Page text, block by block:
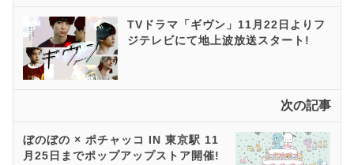
TVドラマ「ギヴン」11月22日よりフ
ジテレビにて地上波放送スタート!
次の記事
ぼのぼの × ポチャッコ IN 東京駅 11
月25日までポップアップストア開催!